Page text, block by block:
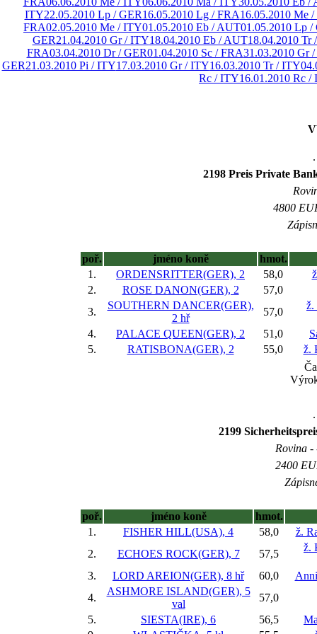
ITY22.05.2010 Lp / GER16.05.2010 Lg / FRA16.05.2010 Me
FRA02.05.2010 Me / ITY01.05.2010 Eb / AUT01.05.2010 Lp /
GER21.04.2010 Gr / ITY18.04.2010 Eb / AUT18.04.2010 Tr
FRA03.04.2010 Dr / GER01.04.2010 Sc / FRA31.03.2010 Gr
GER21.03.2010 Pi / ITY17.03.2010 Gr / ITY16.03.2010 Tr / ITY
Rc / ITY16.01.2010 Rc /
2198 Preis Private
4800
poř. jméno koně
hmot.
1.
ORDENSRITTER(GER), 2 58,0
2.
ROSE DANON(GER), 2
57,0
3.
SOUTHERN DANCER(GER),
2 hř
57,0
ž.
4. PALACE QUEEN(GER), 2 51,0
5.
RATISBONA(GER), 2 55,0
ž.
2199
Rovina -
2400
poř. jméno koně
hmot.
1.
FISHER HILL(USA), 4 58,0
ž.
2.
ECHOES ROCK(GER), 7 57,5
ž.
3. LORD AREION(GER), 8 hř 60,0
4.
ASHMORE ISLAND(GER), 5
val
57,0
5.
SIESTA(IRE), 6 56,5